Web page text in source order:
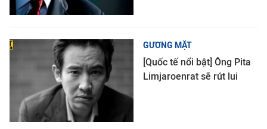
GƯƠNG MẶT
[Quốc tế nổi bật] Ông Pita
Limjaroenrat sẽ rút lui